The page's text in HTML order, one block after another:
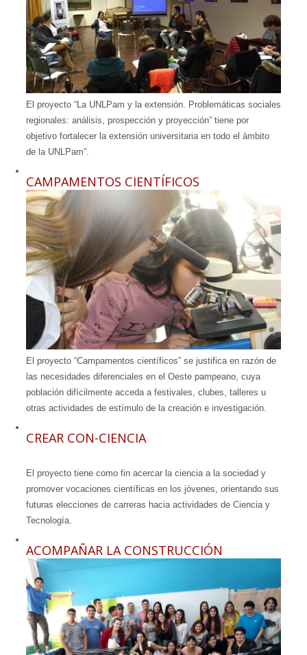
El proyecto “La UNLPam y la extensión. Problemáticas sociales
regionales: análisis, prospección y proyección” tiene por
objetivo fortalecer la extensión universitaria en todo el ámbito
de la UNLPam”.
CAMPAMENTOS CIENTÍFICOS
El proyecto “Campamentos científicos” se justifica en razón de
las necesidades diferenciales en el Oeste pampeano, cuya
población difícilmente acceda a festivales, clubes, talleres u
otras actividades de estímulo de la creación e investigación.
CREAR CON-CIENCIA
El proyecto tiene como fin acercar la ciencia a la sociedad y
promover vocaciones científicas en los jóvenes, orientando sus
futuras elecciones de carreras hacia actividades de Ciencia y
Tecnología.
ACOMPAÑAR LA CONSTRUCCIÓN